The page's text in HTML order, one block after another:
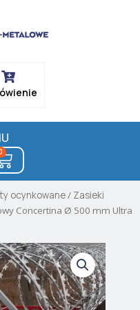
ocynkowane/ Zasieki
Concertina Ø 500 mm Ultra